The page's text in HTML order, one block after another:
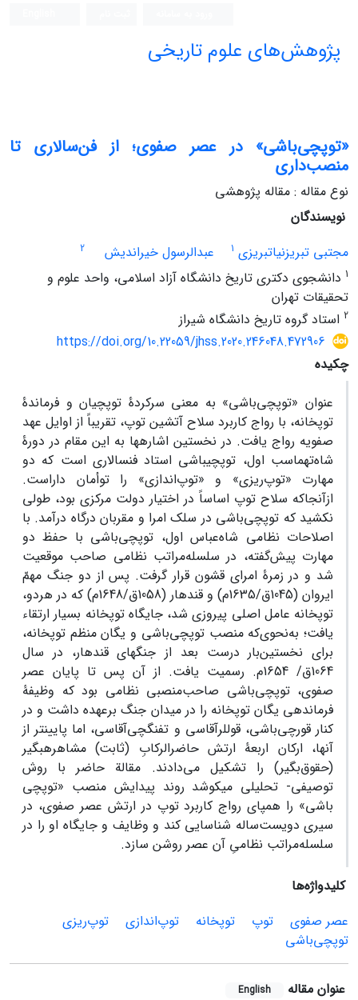
پژوهش‌های علوم تاریخی
«توپچی‌باشی» در عصر صفوی؛ از فن‌سالاری تا
منصب‌داری
نوع مقاله : مقاله پژوهشی
نویسندگان
مجتبی تبریزنیاتبریزی 1 عبدالرسول خیراندیش
2
1 دانشجوی دکتری تاریخ دانشگاه آزاد اسلامی، واحد علوم و
تحقیقات تهران
2 استاد گروه تاریخ دانشگاه شیراز
https://doi.org/10.22059/jhss.2020.246048.472906
چکیده
عنوان «توپچی‌­­باشی» به معنی سرکردۀ توپچیان و فرماندۀ
توپخانه، با رواج کاربرد سلاح آتشین توپ، تقریباً از اوایل عهد
صفویه رواج یافت. در نخستین اشاره­ها به این مقام در دورۀ
شاه‌تهماسب اول، توپچی­باشی استاد فن­سالاری است که دو
مهارت «توپ­‌ریزی» و «توپ­‌اندازی» را توأمان داراست.
ازآنجاکه سلاح توپ اساساً در اختیار دولت مرکزی بود، طولی
نکشید که توپچی‌­­­باشی در سلک امرا و مقربان درگاه درآمد. با
اصلاحات نظامی شاه‌عباس اول، توپچی­‌باشی با حفظ دو
مهارت پیش­‌گفته، در سلسله‌مراتب نظامی صاحب موقعیت
شد و در زمرۀ امرای قشون قرار گرفت. پس از دو جنگ مهمّ
ایروان (1045ق/1635م) و قندهار (1058ق/1648م) که در هردو،
توپخانه عامل اصلی پیروزی شد، جایگاه توپخانه بسیار ارتقاء
یافت؛ به‌نحوی‌که منصب توپچی­‌باشی و یگان منظم توپخانه،
برای ‌نخستین‌بار درست بعد از جنگ­های قندهار، در سال
1064ق/ 1654م. رسمیت یافت. از آن پس تا پایان عصر
صفوی، توپچی­‌باشی صاحب‌­منصبی نظامی بود که وظیفۀ
فرماندهی یگان توپخانه را در میدان جنگ برعهده داشت و در
کنار قورچی­‌باشی، قوللرآقاسی و تفنگچی­‌آقاسی، اما پایین­تر از
آنها، ارکان اربعۀ ارتش حاضرالرکابِ (ثابت) مشاهره­بگیر
(حقوق‌­بگیر) را تشکیل می‌­دادند. مقالة حاضر با روش
توصیفی- تحلیلی می­کوشد روند پیدایش منصب «توپچی­‌
باشی» را همپای رواج کاربرد توپ در ارتش عصر صفوی، در
سیری دویست‌ساله شناسایی کند و وظایف و جایگاه او را در
سلسله‌مراتب نظامیِ آن عصر روشن سازد.
کلیدواژه‌ها
عصر صفوی
توپ توپخانه توپ‌اندازی
توپ‌ریزی
توپچی‌باشی
عنوان مقاله English